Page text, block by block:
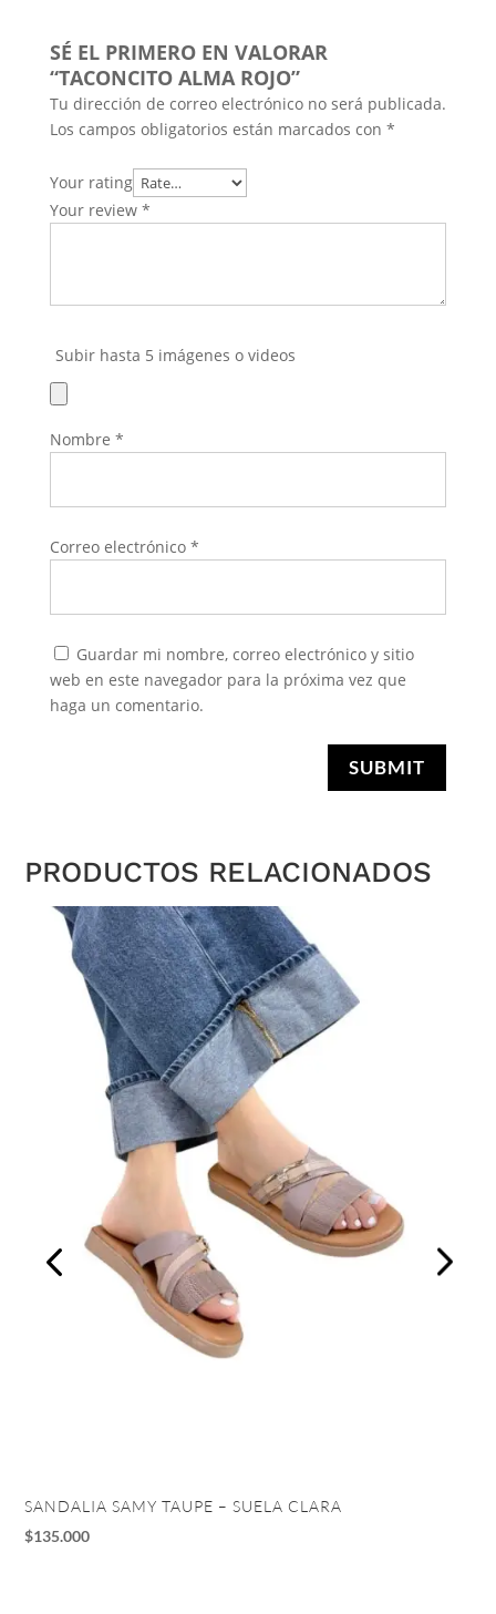
SÉ EL PRIMERO EN VALORAR
“TACONCITO ALMA ROJO”
Tu dirección de correo electrónico no será publicada.
Los campos obligatorios están marcados con *
Your rating
Your review *
Subir hasta 5 imágenes o videos
Nombre *
Correo electrónico *
Guardar mi nombre, correo electrónico y sitio
web en este navegador para la próxima vez que
haga un comentario.
SUBMIT
PRODUCTOS RELACIONADOS
SANDALIA SAMY TAUPE – SUELA CLARA
$135.000